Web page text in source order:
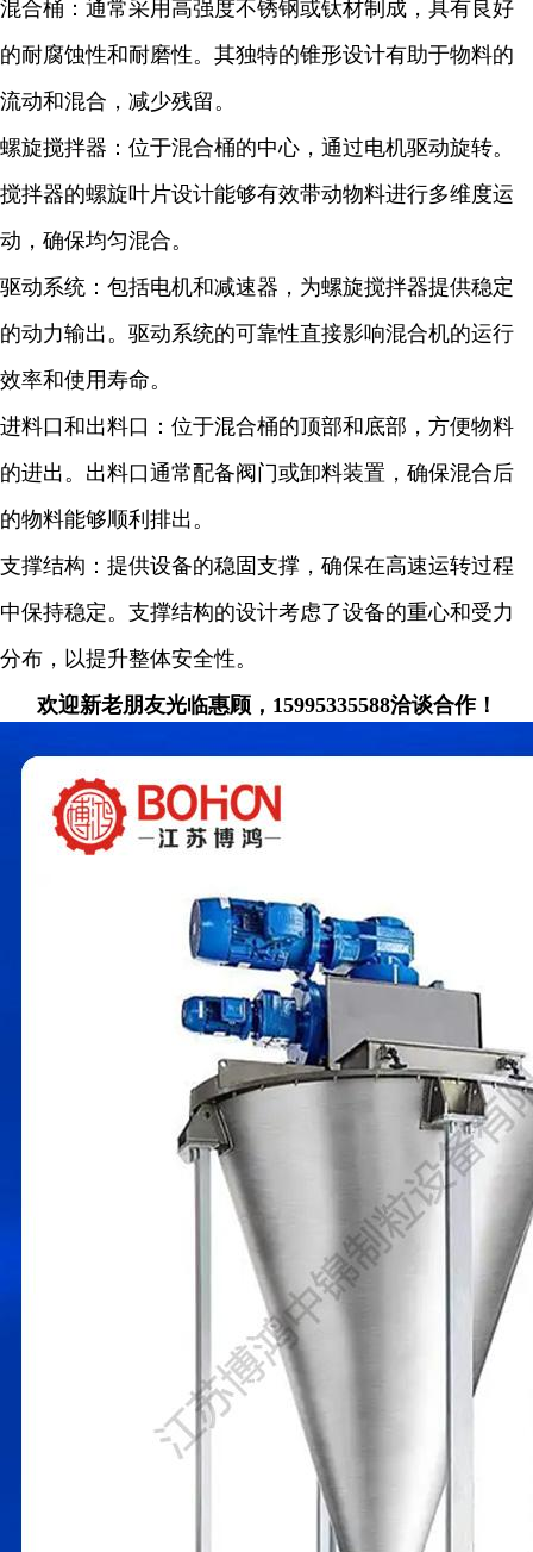
混合桶：通常采用高强度不锈钢或钛材制成，具有良好
的耐腐蚀性和耐磨性。其独特的锥形设计有助于物料的
流动和混合，减少残留。
螺旋搅拌器：位于混合桶的中心，通过电机驱动旋转。
搅拌器的螺旋叶片设计能够有效带动物料进行多维度运
动，确保均匀混合。
驱动系统：包括电机和减速器，为螺旋搅拌器提供稳定
的动力输出。驱动系统的可靠性直接影响混合机的运行
效率和使用寿命。
进料口和出料口：位于混合桶的顶部和底部，方便物料
的进出。出料口通常配备阀门或卸料装置，确保混合后
的物料能够顺利排出。
支撑结构：提供设备的稳固支撑，确保在高速运转过程
中保持稳定。支撑结构的设计考虑了设备的重心和受力
分布，以提升整体安全性。
欢迎新老朋友光临惠顾，15995335588洽谈合作！